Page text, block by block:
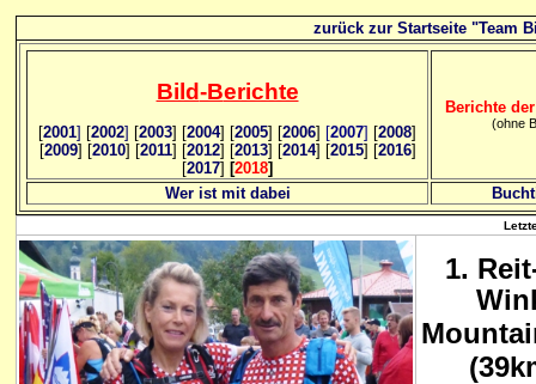
zurück zur Startseite "Team
Bild-Berichte
[2001] [2002] [2003] [2004] [2005] [2006] [2007] [2008]
[2009] [2010] [2011] [2012] [2013] [2014] [2015] [2016]
[2017] [2018]
Berichte
(ohne
Wer ist mit dabei
1.